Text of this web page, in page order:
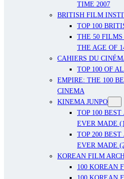
TIME 2007
BRITISH FILM
TOP 100
THE 50
THE AGE OF
CAHIERS DU
TOP 100 OF
EMPIRE: THE 100
CINEMA
KINEMA JUNPO
TOP 100
EVER MADE
TOP 200
EVER MADE
KOREAN FILM
100 KOREAN